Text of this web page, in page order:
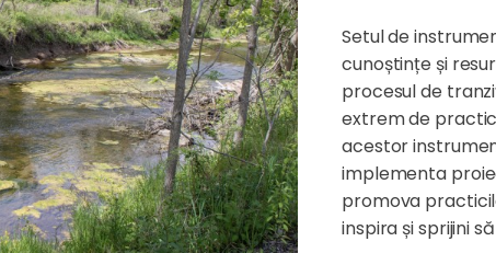
Setul de
cunoștințe și
procesul de
extrem de
acestor
implementa
promova
inspira și sprijini